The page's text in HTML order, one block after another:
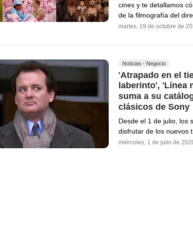
cines y te detallamos
de la filmografía del
martes, 19 de octubre de
Noticias - Negocio
'Atrapado en el
laberinto', 'Línea
suma a su
clásicos de Sony
Desde el 1 de julio, los
disfrutar de los nuevos
miércoles, 1 de julio de